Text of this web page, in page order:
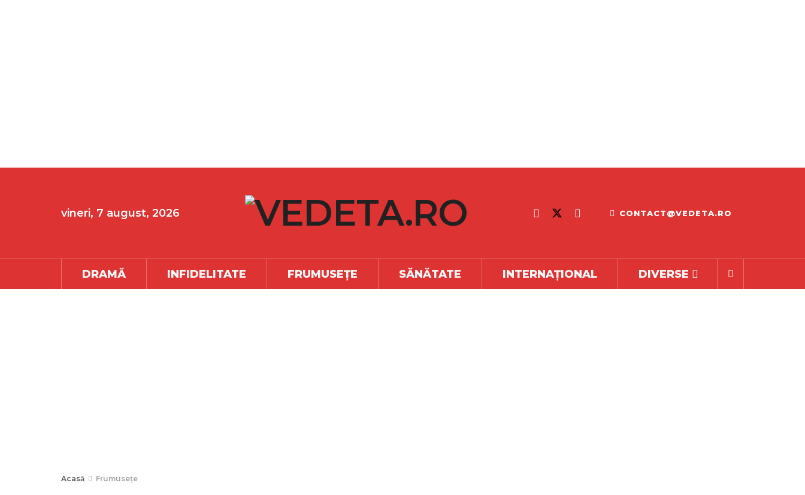
vineri, 7 august, 2026 CONTACT@VEDETA.RO
DRAMĂ INFIDELITATE FRUMUSEȚE SĂNĂTATE INTERNAȚIONAL DIVERSE
Acasă Frumusețe